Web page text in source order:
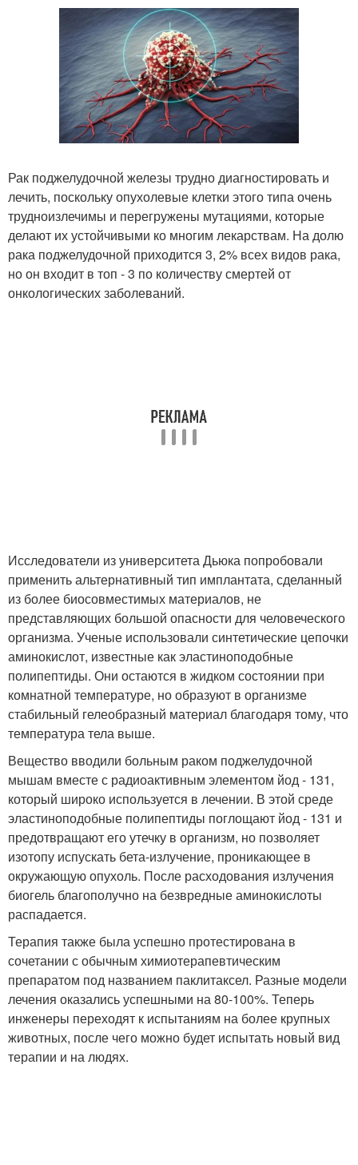
Рак поджелудочной железы трудно диагностировать и
лечить, поскольку опухолевые клетки этого типа очень
трудноизлечимы и перегружены мутациями, которые
делают их устойчивыми ко многим лекарствам. На долю
рака поджелудочной приходится 3, 2% всех видов рака,
но он входит в топ - 3 по количеству смертей от
онкологических заболеваний.
Исследователи из университета Дьюка попробовали
применить альтернативный тип имплантата, сделанный
из более биосовместимых материалов, не
представляющих большой опасности для человеческого
организма. Ученые использовали синтетические цепочки
аминокислот, известные как эластиноподобные
полипептиды. Они остаются в жидком состоянии при
комнатной температуре, но образуют в организме
стабильный гелеобразный материал благодаря тому, что
температура тела выше.
Вещество вводили больным раком поджелудочной
мышам вместе с радиоактивным элементом йод - 131,
который широко используется в лечении. В этой среде
эластиноподобные полипептиды поглощают йод - 131 и
предотвращают его утечку в организм, но позволяет
изотопу испускать бета-излучение, проникающее в
окружающую опухоль. После расходования излучения
биогель благополучно на безвредные аминокислоты
распадается.
Терапия также была успешно протестирована в
сочетании с обычным химиотерапевтическим
препаратом под названием паклитаксел. Разные модели
лечения оказались успешными на 80-100%. Теперь
инженеры переходят к испытаниям на более крупных
животных, после чего можно будет испытать новый вид
терапии и на людях.